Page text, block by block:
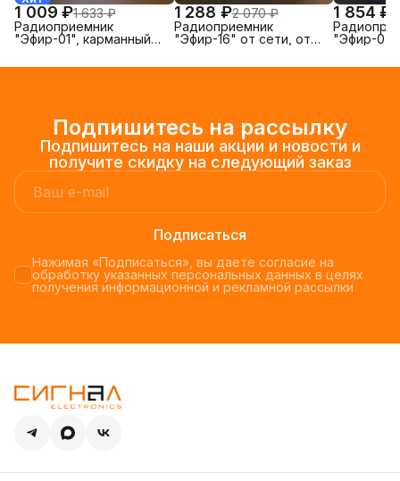
1 009 ₽1 633 ₽
Радиоприемник
"Эфир-01", карманный
батареек
1 288 ₽2 070 ₽
Радиоприемник
"Эфир-16" от сети, от
батареек
1 854 ₽
"Эфир-07"
Подпишитесь на рассылку
Подпишитесь на наши акции и новости и
получите скидку на следующий заказ
Подписаться
Нажимая «Подписаться», вы даете согласие на
обработку указанных персональных данных в целях
получения информационной и рекламной рассылки